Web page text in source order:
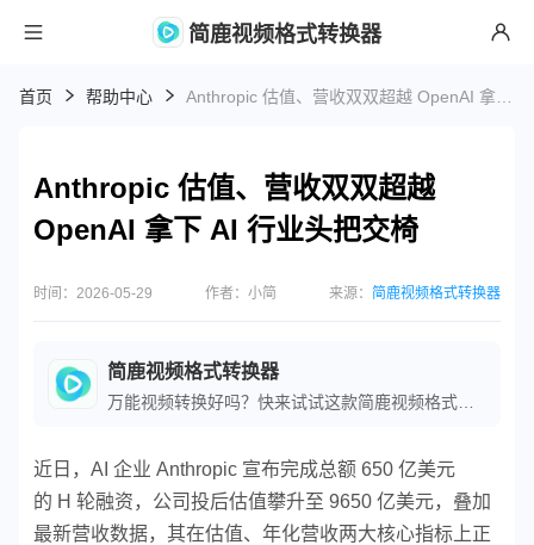
简鹿视频格式转换器
首页 帮助中心
Anthropic 估值、营收双双超越
OpenAI 拿下 AI 行业头把交椅
时间：2026-05-29 作者：小简 来源： 简鹿视频格式转换器
简鹿视频格式转换器
近日，AI 企业 Anthropic 宣布完成总额 650 亿美元
的 H 轮融资，公司投后估值攀升至 9650 亿美元，叠加
最新营收数据，其在估值、年化营收两大核心指标上正